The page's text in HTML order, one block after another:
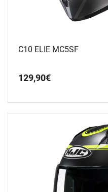
C10 ELIE MC5SF
129,90€